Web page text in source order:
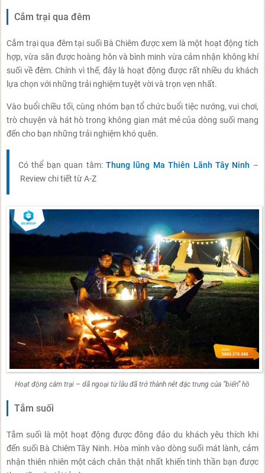
Cắm trại qua đêm
Cắm trại qua đêm tại suối Bà Chiêm được xem là một hoạt động tích
hợp, vừa săn được hoàng hôn và bình minh vừa cảm nhận không khí
suối về đêm. Chính vì thế, đây là hoạt động được rất nhiều du khách
lựa chọn với những trải nghiệm tuyệt vời và trọn vẹn nhất.
Vào buổi chiều tối, cùng nhóm bạn tổ chức buổi tiệc nướng, vui chơi,
trò chuyện và hát hò trong không gian mát mẻ của dòng suối mang
đến cho bạn những trải nghiệm khó quên.
Có thể bạn quan tâm:Thung lũng Ma Thiên Lãnh Tây Ninh –
Review chi tiết từ A-Z
Hoạt động cắm trại – dã ngoại từ lâu đã trở thành nét đặc trưng của “biển” hồ
Tắm suối
Tắm suối là một hoạt động được đông đảo du khách yêu thích khi
đến suối Bà Chiêm Tây Ninh. Hòa mình vào dòng suối mát lành, cảm
nhận thiên nhiên một cách chân thật nhất khiến tinh thần bạn được